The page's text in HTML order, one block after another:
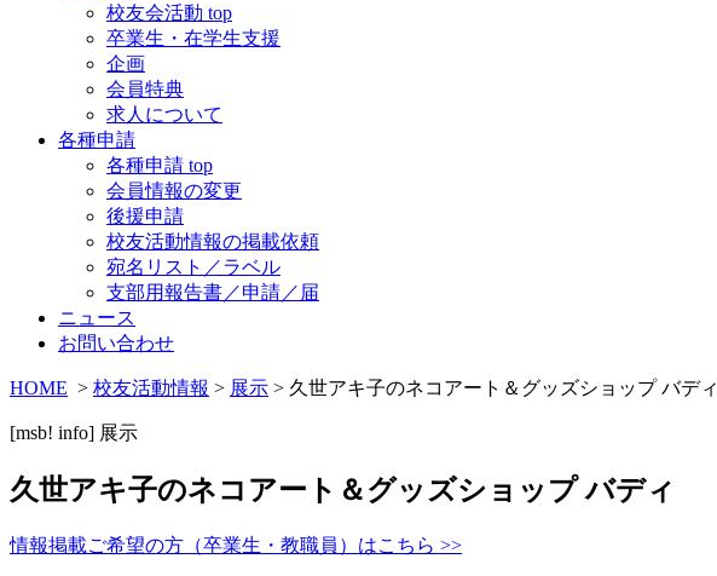
校友会活動 top
卒業生・在学生支援
企画
会員特典
求人について
各種申請
各種申請 top
会員情報の変更
後援申請
校友活動情報の掲載依頼
宛名リスト／ラベル
支部用報告書／申請／届
ニュース
お問い合わせ
HOME > 校友活動情報 > 展示 > 久世アキ子のネコアート＆グッズショップ バディ
[msb! info] 展示
久世アキ子のネコアート＆グッズショップ バディ
情報掲載ご希望の方（卒業生・教職員）はこちら >>